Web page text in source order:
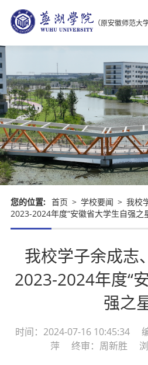
（原安徽师范大
您的位置: 首页 > 学校要闻 > 我校
2023-2024年度“安徽省大学生自强之
我校学子余成志
2023-2024年度“
强之
时间：2024-07-16 10:45:34
萍 终审：周新胜 浏